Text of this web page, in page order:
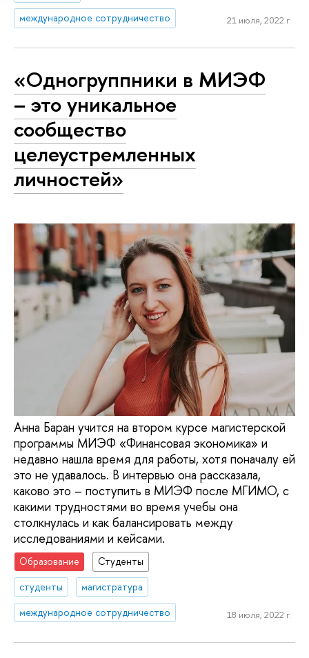
международное сотрудничество
21 июля, 2022 г.
«Одногруппники в МИЭФ
– это уникальное
сообщество
целеустремленных
личностей»
Анна Баран учится на втором курсе магистерской
программы МИЭФ «Финансовая экономика» и
недавно нашла время для работы, хотя поначалу ей
это не удавалось. В интервью она рассказала,
каково это – поступить в МИЭФ после МГИМО, с
какими трудностями во время учебы она
столкнулась и как балансировать между
исследованиями и кейсами.
Образование
Студенты
студенты
магистратура
международное сотрудничество
18 июля, 2022 г.